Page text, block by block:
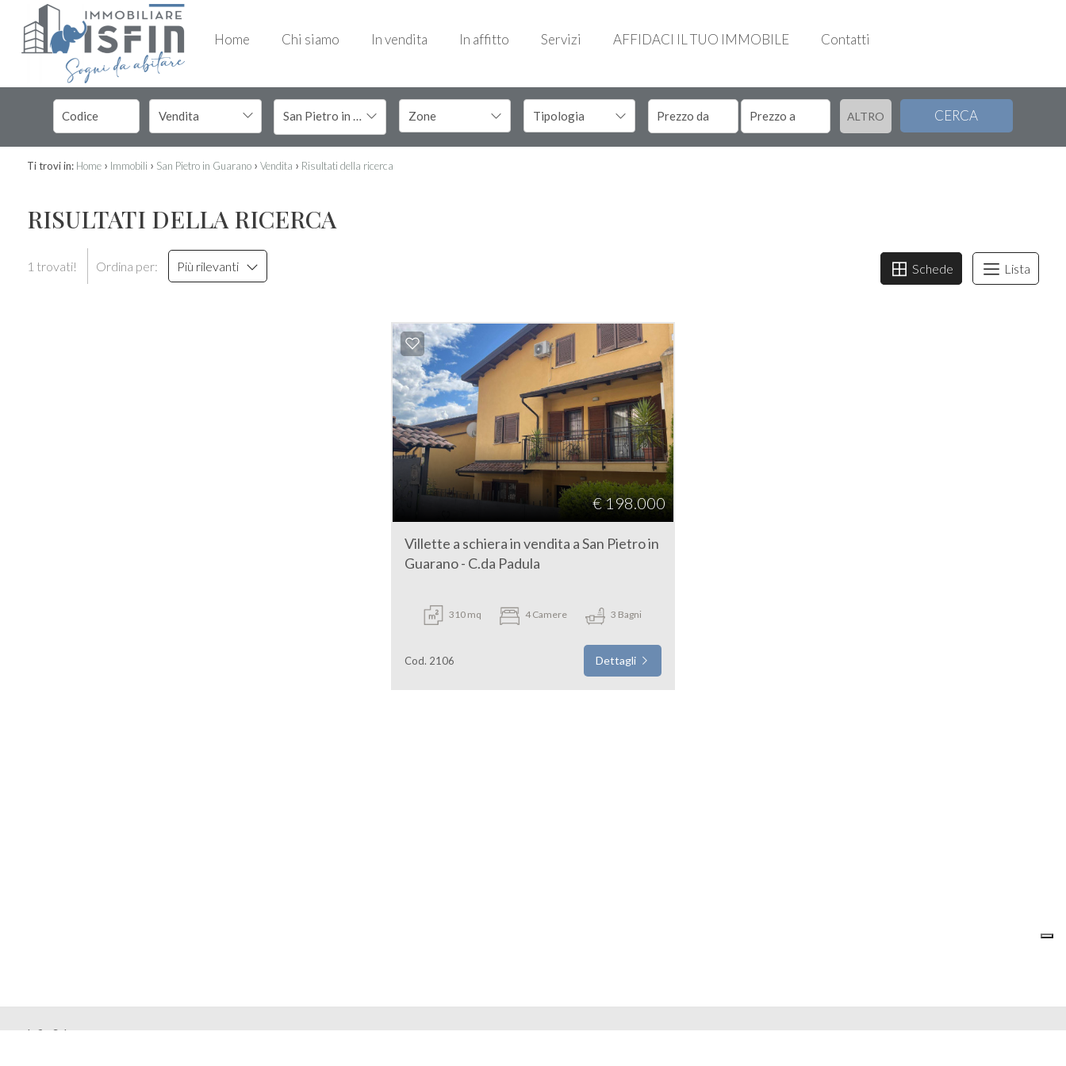
Home Chi siamo In vendita In affitto Servizi AFFIDACI IL TUO IMMOBILE Contatti
Vendita San Pietro in Guarano ALTRO CERCA
Ti trovi in: Home › Immobili › San Pietro in Guarano › Vendita › Risultati della ricerca
RISULTATI DELLA RICERCA
1 trovati! Ordina per: Più rilevanti Schede Lista
€ 198.000
Villette a schiera in vendita a San Pietro in
Guarano - C.da Padula
310 mq 4 Camere 3 Bagni
Cod. 2106 Dettagli
Isfin Srl